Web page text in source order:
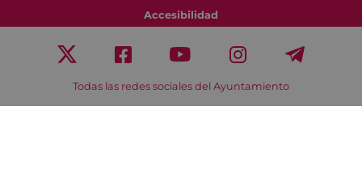
Accesibilidad
Todas las redes sociales del Ayuntamiento